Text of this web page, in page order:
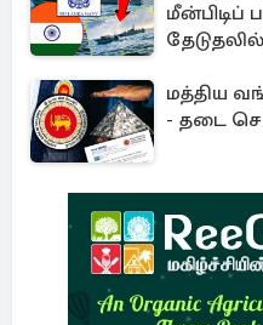
மீன்பிடிப்
மத்திய
- தடை